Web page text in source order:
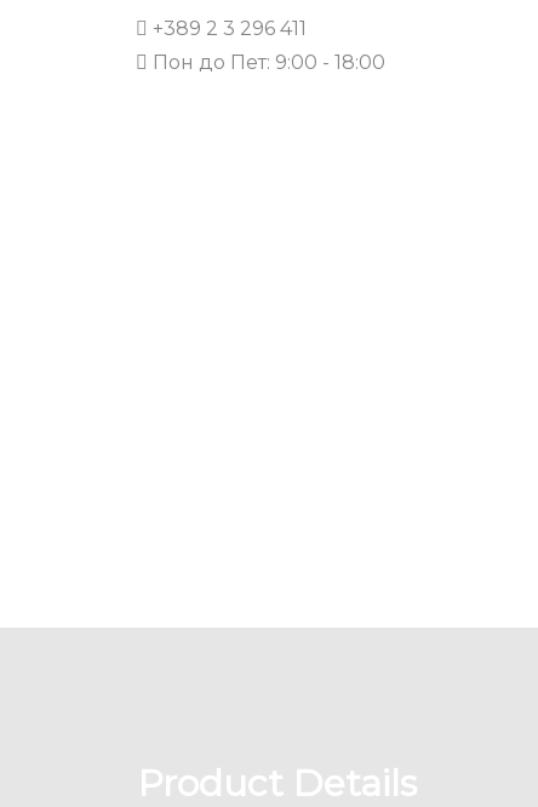
+389 2 3 296 411
Пон до Пет: 9:00 - 18:00
Product Details